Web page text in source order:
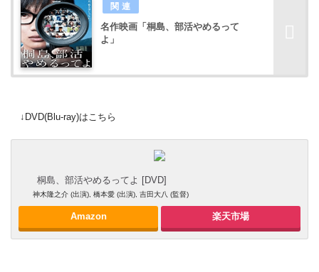
名作映画「桐島、部活やめるって
よ」
↓DVD(Blu-ray)はこちら
桐島、部活やめるってよ [DVD]
神木隆之介 (出演), 橋本愛 (出演), 吉田大八 (監督)
Amazon 楽天市場